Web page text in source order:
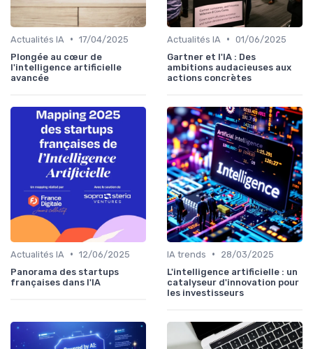
Actualités IA • 17/04/2025
Plongée au cœur de
l'intelligence artificielle
avancée
Actualités IA • 01/06/2025
Gartner et l'IA : Des
ambitions audacieuses aux
actions concrètes
Actualités IA • 12/06/2025
Panorama des startups
françaises dans l'IA
IA trends •
28/03/2025
L'intelligence artificielle : un
catalyseur d'innovation pour
les investisseurs